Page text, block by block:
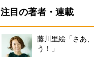
注目の著者・連載
藤川里絵「さあ
う！」